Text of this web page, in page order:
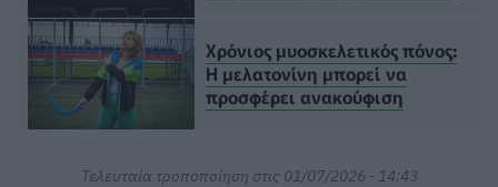
Χρόνιος μυοσκελετικός πόνος:
Η μελατονίνη μπορεί να
προσφέρει ανακούφιση
Τελευταία τροποποίηση στις 01/07/2026 - 14:43